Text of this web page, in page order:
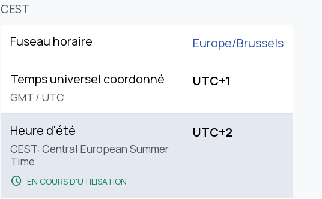
CEST
Fuseau horaire Europe/Brussels
Temps universel coordonné
GMT / UTC
UTC+1
Heure d'été
CEST: Central European Summer
Time
schedule EN COURS D'UTILISATION
UTC+2